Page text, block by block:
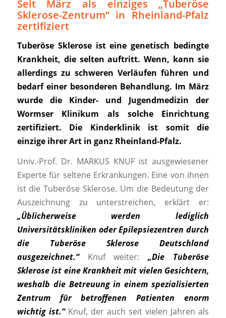
Seit März als einziges „Tuberöse
Sklerose-Zentrum“ in Rheinland-Pfalz
zertifiziert
Tuberöse Sklerose ist eine genetisch bedingte
Krankheit, die selten auftritt. Wenn, kann sie
allerdings zu schwerenVerläufen führen und
bedarf einer besonderen Behandlung. Im März
wurde
die Kinder- und Jugendmedizin
der
Wormser
Klinikum als solche Einrichtung
zertifiziert.
Die Kinderklinik ist somit
die
einzige ihrer Art in ganz Rheinland-Pfalz.
Univ.-Prof. Dr. MARKUS KNUF ist ausgewiesener
Experte für seltene Erkrankungen. Eine von ihnen
ist die Tuberöse Sklerose. Um die Bedeutung der
Auszeichnung zu unterstreichen, erklärt er:
„Üblicherweise werden lediglich
Universitätskliniken oder Epilepsiezentren durch
die Tuberöse Sklerose Deutschland
ausgezeichnet.“ Knuf weiter:„Die
Tuberöse
Sklerose ist eine Krankheit mit vielen Gesichtern,
weshalb die Betreuung in einem spezialisierten
Zentrum für betroffenen Patienten enorm
wichtig ist.“ Knuf, der auch seit vielen Jahren als